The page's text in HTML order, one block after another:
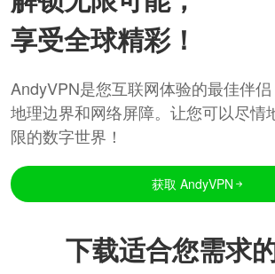
享受全球精彩！
AndyVPN是您互联网体验的最佳伴
地理边界和网络屏障。让您可以尽情
限的数字世界！
获取 AndyVPN
下载适合您需求